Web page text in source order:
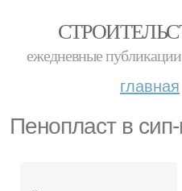
ежедневные
главная
Пенопласт в